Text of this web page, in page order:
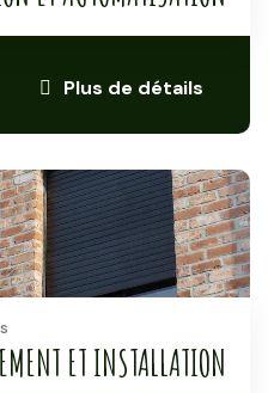
Plus de détails
ET INSTALLATION